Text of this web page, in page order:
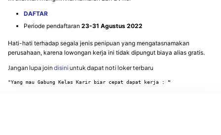
DAFTAR
Periode pendaftaran 23-31 Agustus 2022
Hati-hati terhadap segala jenis penipuan yang mengatasnamakan
perusahaan, karena lowongan kerja ini tidak dipungut biaya alias gratis.
Jangan lupa join disini untuk dapat noti loker terbaru
"Yang mau Gabung Kelas Karir biar cepat dapat kerja : "